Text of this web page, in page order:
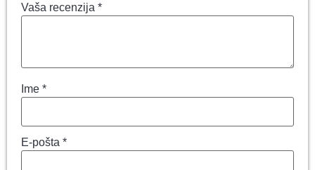
Vaša recenzija *
Ime *
E-pošta *